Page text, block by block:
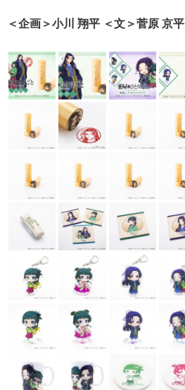
＜企画＞小川 翔平 ＜文＞菅原 京平